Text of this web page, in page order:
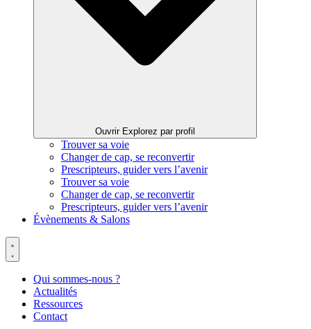
Ouvrir Explorez par profil
Trouver sa voie
Changer de cap, se reconvertir
Prescripteurs, guider vers l’avenir
Trouver sa voie
Changer de cap, se reconvertir
Prescripteurs, guider vers l’avenir
Évènements & Salons
Qui sommes-nous ?
Actualités
Ressources
Contact